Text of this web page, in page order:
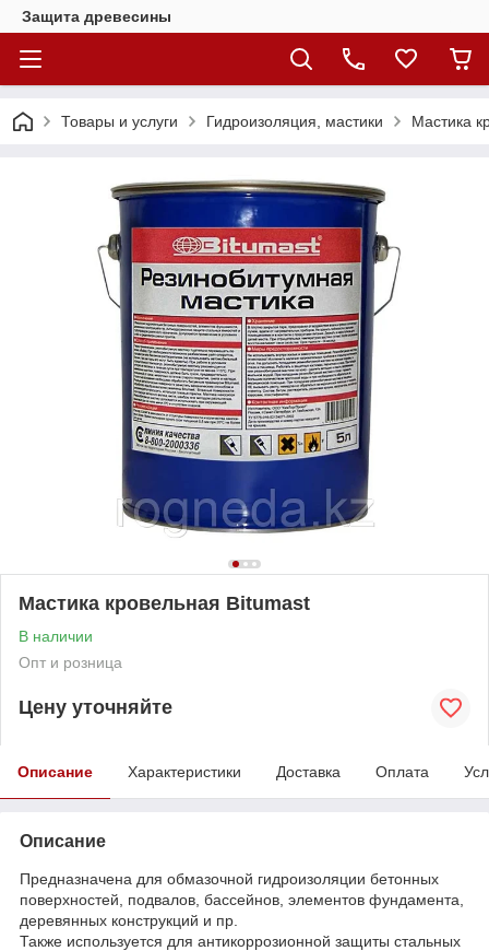
Защита древесины
Товары и услуги Гидроизоляция, мастики Мастика
Мастика кровельная Bitumast
В наличии
Опт и розница
Цену уточняйте
Описание Характеристики Доставка Оплата
Описание
Предназначена для обмазочной гидроизоляции бетонных
поверхностей, подвалов, бассейнов, элементов фундамента,
деревянных конструкций и пр.
Также используется для антикоррозионной защиты стальных